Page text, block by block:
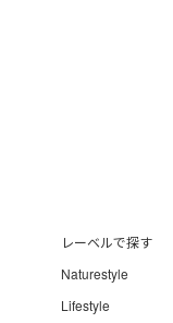
レーベルで探す
Naturestyle
Lifestyle